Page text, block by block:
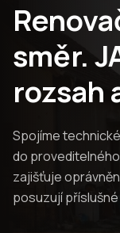
směr.
rozsah
Spojíme
do
zajišťuje
posuzují